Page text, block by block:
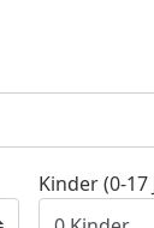
Kinder (0-17